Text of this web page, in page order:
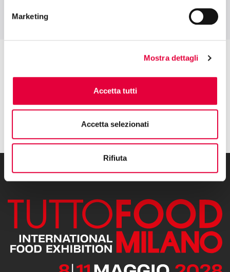
Marketing
Mostra dettagli
Accetta tutti
Accetta selezionati
Rifiuta